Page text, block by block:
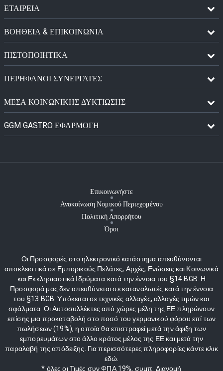
ΕΤΑΙΡΕΙΑ
ΒΟΗΘΕΙΑ & ΕΠΙΚΟΙΝΩΝΙΑ
ΠΙΣΤΟΠΟΙΗΤΙΚΆ
ΠΕΡΉΦΑΝΟΙ ΣΥΝΕΡΓΆΤΕΣ
ΜΈΣΑ ΚΟΙΝΩΝΙΚΉΣ ΔΥΚΤΊΩΣΗΣ
GGM GASTRO ΕΦΑΡΜΟΓΉ
Επικοινωνήστε
Ανακοίνωση Νομικού Περιεχομένου
Πολιτική Απορρήτου
Όροι
Οι Προσφορές στο ηλεκτρονικό κατάστημα απευθύνονται
αποκλειστικά σε Εμπορικούς Πελάτες, Αρχές, Ενώσεις και Κοινωνικά
και Εκκλησιαστικά Ιδρύματα κατά την έννοια του §14 BGB. Η
Προσφορά μας δεν απευθύνεται σε καταναλωτές κατά την έννοια
του §13 BGB. Υπόκειται σε τεχνικές αλλαγές, αλλαγές τιμών και
σφάλματα. Οι Αυτοσυλλέκτες από χώρες μέλη της ΕΕ πληρώνουν
επίσης μια προκαταβολή στο ποσό του γερμανικού φόρου επί των
πωλήσεων (19%), η οποία θα επιστραφεί μετά την άφιξη των
εμπορευμάτων στο άλλο κράτος μέλος της ΕΕ και μετά την
παραλαβή της απόδειξης. Για περισσότερες πληροφορίες κάντε κλικ
εδώ.
* όλες οι Τιμές συν ΦΠΑ 19%, συμπ. Διανομή